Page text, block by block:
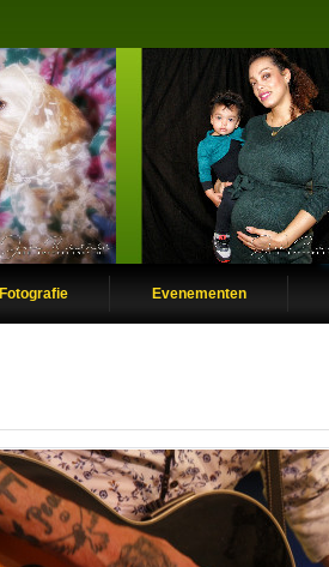
Fotografie Evenementen